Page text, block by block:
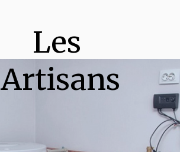
Les
Artisans